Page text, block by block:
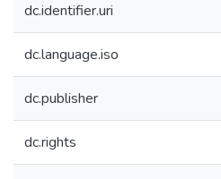
dc.identifier.uri
dc.language.iso
dc.publisher
dc.rights